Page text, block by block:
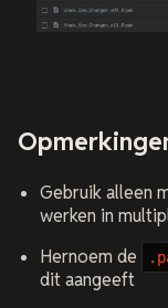
Gebruik alleen
werken in
Hernoem de
dit aangeeft